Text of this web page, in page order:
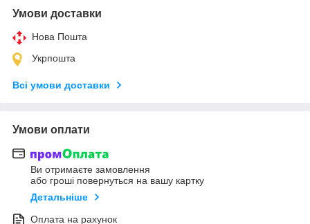
Умови доставки
Нова Пошта
Укрпошта
Всі умови доставки
Умови оплати
Ви отримаєте замовлення
або гроші повернуться на вашу картку
Детальніше
Оплата на рахунок